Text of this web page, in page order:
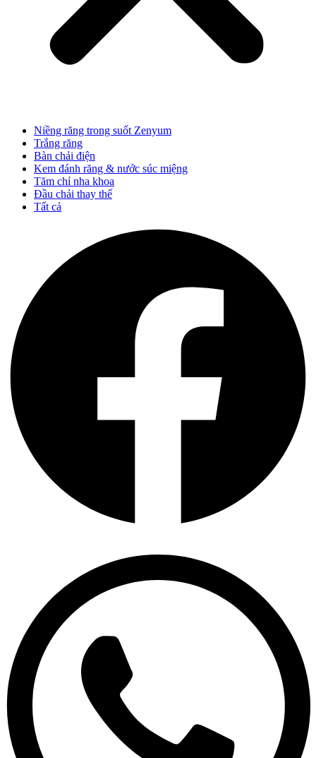
Niềng răng trong suốt Zenyum
Trắng răng
Bàn chải điện
Kem đánh răng & nước súc miệng
Tăm chỉ nha khoa
Đầu chải thay thế
Tất cả